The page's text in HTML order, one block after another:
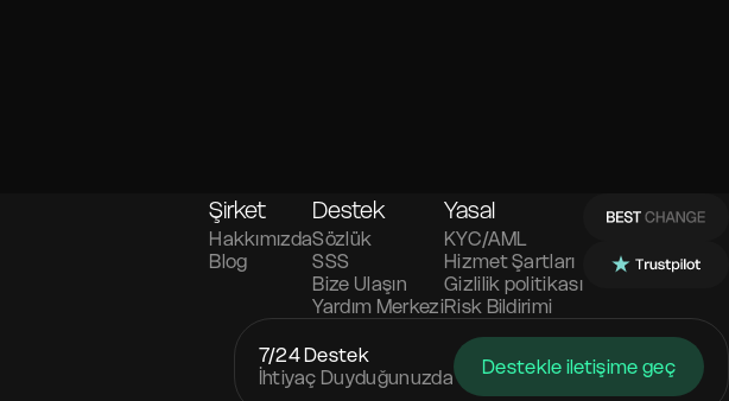
Şirket
Hakkımızda
Blog
Destek
Sözlük
SSS
Bize Ulaşın
Yardım Merkezi
Yasal
KYC/AML
Hizmet Şartları
Gizlilik politikası
Risk Bildirimi
7/24 Destek
İhtiyaç Duyduğunuzda
Destekle iletişime geç